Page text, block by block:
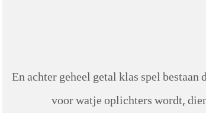
En achter geheel getal klas spel
voor watje oplichters wordt,